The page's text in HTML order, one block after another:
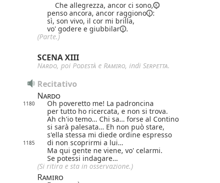
Che allegrezza, ancor ci sono,
penso ancora, ancor raggiono
:
sì, son vivo, il cor mi brilla,
vo' godere e giubbilar
.
(Parte.)
SCENA XIII
Nardo, poi Podestà e Ramiro, indi Serpetta.
Recitativo
Nardo
1180
Oh poveretto me! La padroncina
per tutto ho ricercata, e non si trova.
Ah ch'io temo… Chi sa… forse al Contino
si sarà palesata… Eh non può stare,
s'ella stessa mi diede ordine espresso
1185
di non scoprirmi a lui…
Ma qui gente ne viene, vo' celarmi.
Se potessi indagare…
(Si ritira e sta in osservazione.)
Ramiro